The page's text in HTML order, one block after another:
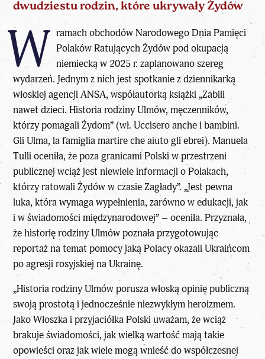
dwudziestu rodzin, które ukrywały Żydów
W ramach obchodów Narodowego Dnia Pamięci
Polaków Ratujących Żydów pod okupacją
niemiecką w 2025 r. zaplanowano szereg
wydarzeń. Jednym z nich jest spotkanie z dziennikarką
włoskiej agencji ANSA, współautorką książki „Zabili
nawet dzieci. Historia rodziny Ulmów, męczenników,
którzy pomagali Żydom” (wł. Uccisero anche i bambini.
Gli Ulma, la famiglia martire che aiuto gli ebrei). Manuela
Tulli oceniła, że poza granicami Polski w przestrzeni
publicznej wciąż jest niewiele informacji o Polakach,
którzy ratowali Żydów w czasie Zagłady”. „Jest pewna
luka, która wymaga wypełnienia, zarówno w edukacji, jak
i w świadomości międzynarodowej” – oceniła. Przyznała,
że historię rodziny Ulmów poznała przygotowując
reportaż na temat pomocy jaką Polacy okazali Ukraińcom
po agresji rosyjskiej na Ukrainę.
„Historia rodziny Ulmów porusza włoską opinię publiczną
swoją prostotą i jednocześnie niezwykłym heroizmem.
Jako Włoszka i przyjaciółka Polski uważam, że wciąż
brakuje świadomości, jak wielką wartość mają takie
opowieści oraz jak wiele mogą wnieść do współczesnej